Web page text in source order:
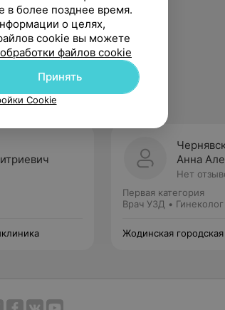
Анна
Нет
Первая категория
Врач УЗД • Гинеколог
Жодинская
в более позднее время.
о целях,
cookie вы можете
файлов cookie
Принять
Cookie